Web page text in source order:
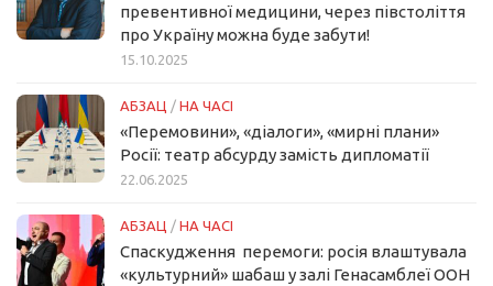
превентивної медицини, через півстоліття
про Україну можна буде забути!
15.10.2025
АБЗАЦ / НА ЧАСІ
«Перемовини», «діалоги», «мирні плани»
Росії: театр абсурду замість дипломатії
22.06.2025
АБЗАЦ / НА ЧАСІ
Спаскудження перемоги: росія влаштувала
«культурний» шабаш у залі Генасамблеї ООН